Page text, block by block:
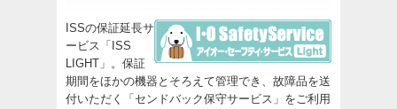
ISSの保証延長サ
ービス「ISS
LIGHT」。保証
期間をほかの機器とそろえて管理でき、故障品を送
付いただく「センドバック保守サービス」をご利用